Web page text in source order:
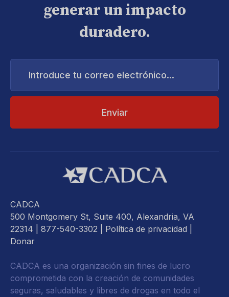
generar un impacto
duradero.
Introduce
correo
CADCA
500 Montgomery St, Suite 400, Alexandria, VA
22314 | 877-540-3302 | Política de privacidad
Donar
CADCA es una organización sin fines de lucro
comprometida con la creación de comunidades
seguras, saludables y libres de drogas en todo el